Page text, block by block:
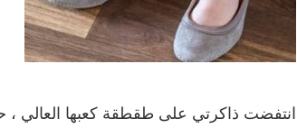
انتفضت ذاكرتي على طقطقة كعبها العالي ،